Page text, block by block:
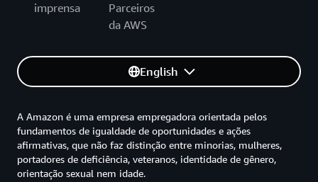
imprensa
Parceiros
da AWS
English
A Amazon é uma empresa empregadora orientada pelos
fundamentos de igualdade de oportunidades e ações
afirmativas, que não faz distinção entre minorias, mulheres,
portadores de deficiência, veteranos, identidade de gênero,
orientação sexual nem idade.